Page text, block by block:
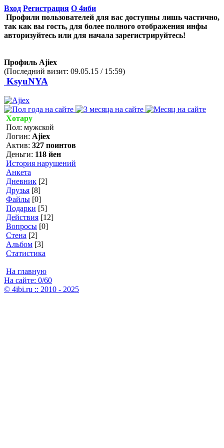
Вход Регистрация О 4иби
Профили пользователей для вас доступны лишь частично,
так как вы гость, для более полного отображения инфы
авторизуйтесь или для начала зарегистрируйтесь!
Профиль Ajiex
(Последний визит: 09.05.15 / 15:59)
KsyuNYA
Хотару
Пол: мужской
Логин: Ajiex
Актив: 327 поинтов
Деньги: 118 йен
История нарушений
Анкета
Дневник [2]
Друзья [8]
Файлы [0]
Подарки [5]
Действия [12]
Вопросы [0]
Стена [2]
Альбом [3]
Статистика
На главную
На сайте: 0/60
© 4ibi.ru :: 2010 - 2025